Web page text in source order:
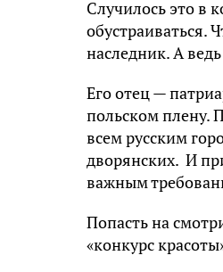
Случилось это в
обустраиваться.
наследник. А
Его отец —
польском плену.
всем русским
дворянских. И
важным
Попасть на
«конкурс